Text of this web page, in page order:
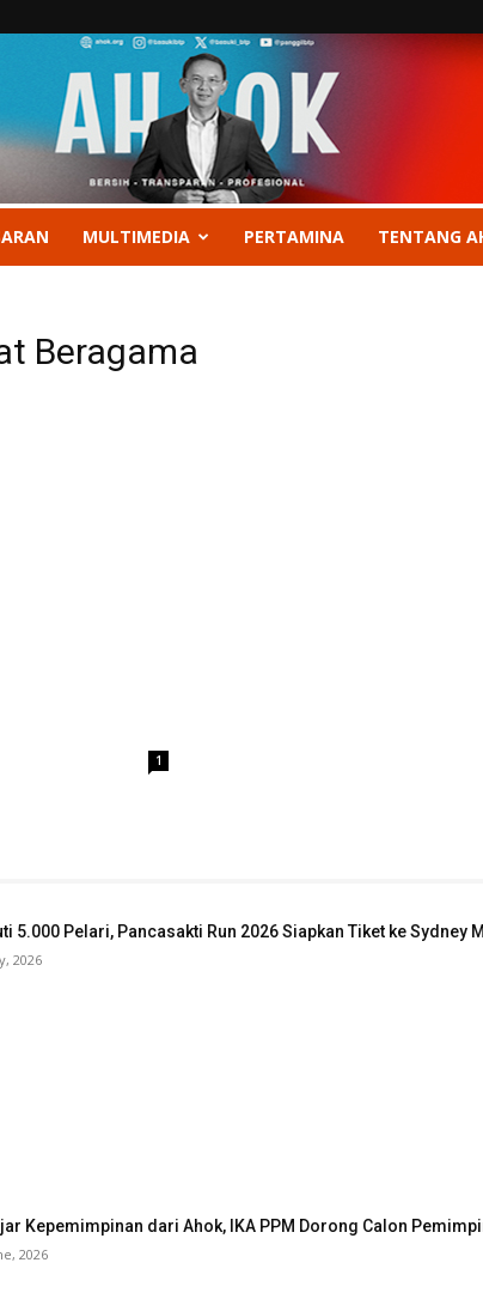
MULTIMEDIA PERTAMINA TENTANG
Beragama
1
5.000 Pelari, Pancasakti Run 2026 Siapkan Tiket ke Sydney
2026
Kepemimpinan dari Ahok, IKA PPM Dorong Calon
2026